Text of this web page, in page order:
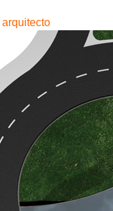
arquitecto